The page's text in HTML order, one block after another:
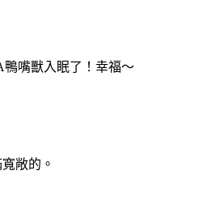
鴨嘴獸入眠了！幸福～
敞的。